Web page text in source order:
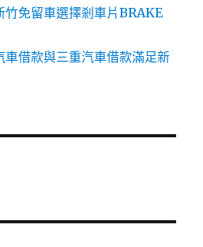
竹免留車選擇剎車片BRAKE
車借款與三重汽車借款滿足新